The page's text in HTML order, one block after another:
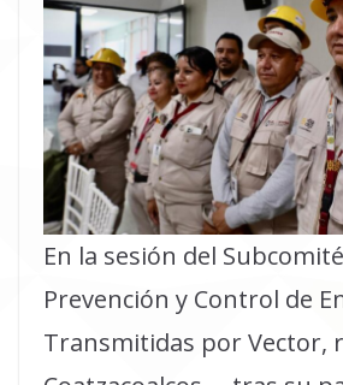
En la sesión del
Prevención y Control de
Transmitidas por Vector,